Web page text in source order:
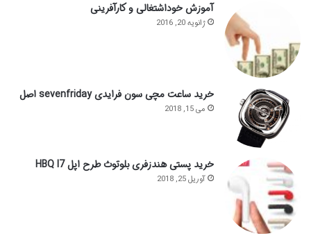
آموزش خوداشتغالی و کارآفرینی
ژانویه 20, 2016
خرید ساعت مچی سون فرایدی sevenfriday اصل
می 15, 2018
خرید پستی هندزفری بلوتوث طرح اپل HBQ I7
آوریل 25, 2018